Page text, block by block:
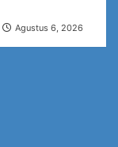
Agustus 6, 2026